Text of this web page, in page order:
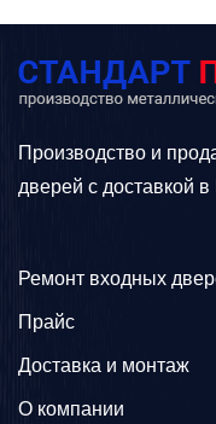
Производство и
дверей с доставкой
Ремонт входных
Прайс
Доставка и монтаж
О компании